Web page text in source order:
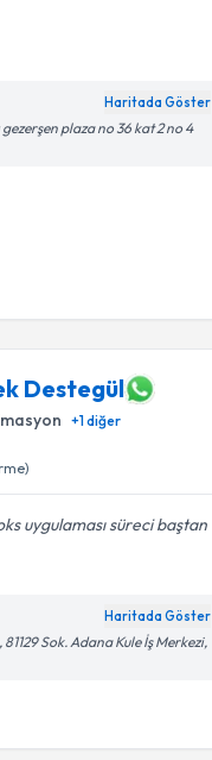
Haritada Göster
plaza no 36 kat 2 no 4
Destegül
+1diğer
uygulaması süreci baştan
Haritada Göster
Sok. Adana Kule İş Merkezi,